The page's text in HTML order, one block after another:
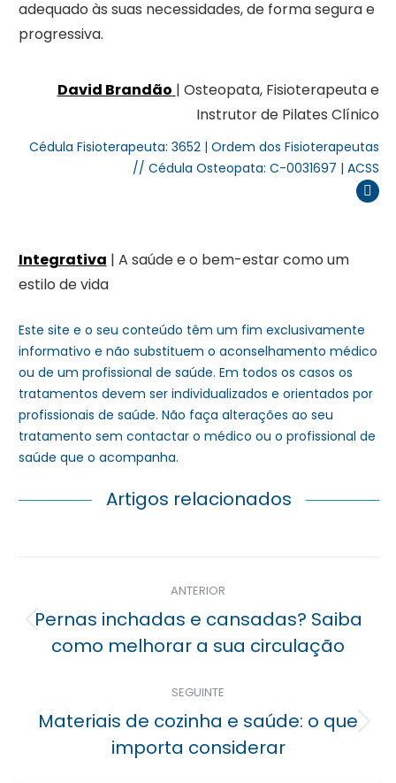
adequado às suas necessidades, de forma segura e
progressiva.
David Brandão | Osteopata, Fisioterapeuta e
Instrutor de Pilates Clínico
Cédula Fisioterapeuta: 3652 | Ordem dos Fisioterapeutas
// Cédula Osteopata: C-0031697 | ACSS
Integrativa | A saúde e o bem-estar como um
estilo de vida
Este site e o seu conteúdo têm um fim exclusivamente
informativo e não substituem o aconselhamento médico
ou de um profissional de saúde. Em todos os casos os
tratamentos devem ser individualizados e orientados por
profissionais de saúde. Não faça alterações ao seu
tratamento sem contactar o médico ou o profissional de
saúde que o acompanha.
Artigos relacionados
Navegação
posterior
ANTERIOR
Previous
post:
Pernas inchadas e cansadas? Saiba
como melhorar a sua circulação
SEGUINTE
Próximo
post:
Materiais de cozinha e saúde: o que
importa considerar